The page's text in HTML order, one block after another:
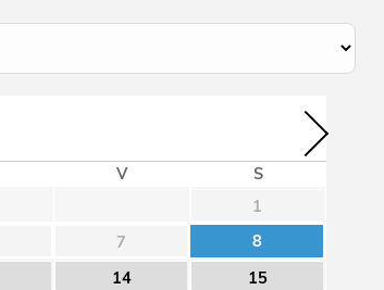
V
S
1
7
8
14
15